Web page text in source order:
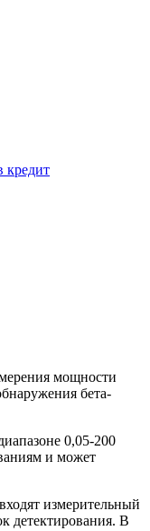
мощности
бета-
0,05-200
и может
измерительный
детектирования. В